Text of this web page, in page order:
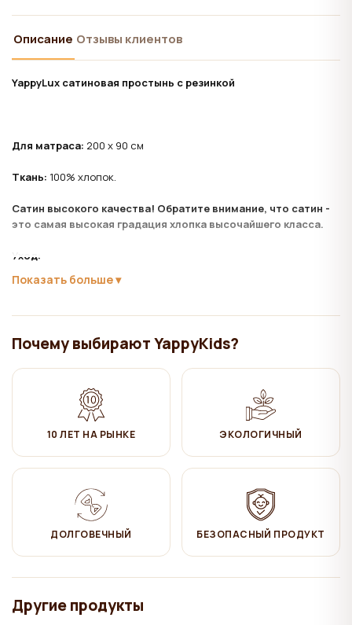
Описание Отзывы клиентов
YappyLux сатиновая простынь с резинкой
Для матраса: 200 х 90 см
Ткань: 100% хлопок.
Сатин высокого качества! Обратите внимание, что сатин -
это самая высокая градация хлопка высочайшего класса.
Уход:
✔ Машинная стирка при температурах 30-40°C
✔ НЕ отбеливать!
✔ Глажка на средних температурах
✔ Сушить естественным образом
✔ Не сушить в сушилке!
Показать больше
Почему выбирают YappyKids?
10 ЛЕТ НА РЫНКЕ ЭКОЛОГИЧНЫЙ
ДОЛГОВЕЧНЫЙ БЕЗОПАСНЫЙ ПРОДУКТ
Другие продукты